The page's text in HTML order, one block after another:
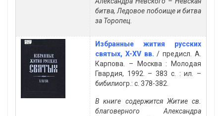
битва, Ледовое побоище и битва
за Торопец.
Избранные жития русских
святых, X-XV вв. / предисл. А.
Карпова. – Москва : Молодая
Гвардия, 1992. – 383 с. : ил. –
бибилиогр.: с. 378-382.
В книге содержится Житие св.
благоверного Александра